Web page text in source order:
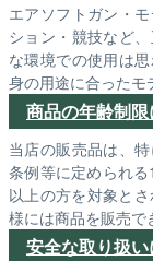
エアソフトガン・
ション・競技など
な環境での使用は
身の用途に合ったモ
商品の年齢制
当店の販売品は、
条例等に定められ
以上の方を対象と
様には商品を販売で
安全な取り扱